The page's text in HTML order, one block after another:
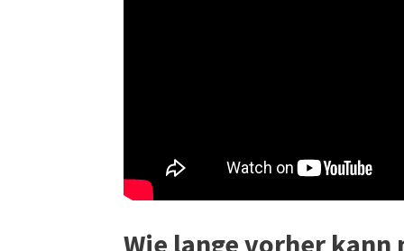
Wie lange vorher kann